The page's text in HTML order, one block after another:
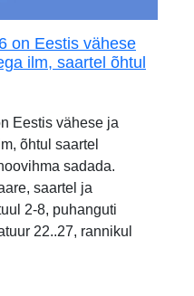
on Eestis vähese
ilm, saartel õhtul
Eestis vähese ja
õhtul saartel
sadada.
saartel ja
2-8, puhanguti
22..27, rannikul